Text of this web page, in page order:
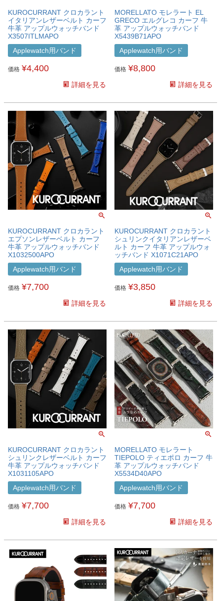
KUROCURRANT クロカラント
イタリアンレザーベルト カーフ
牛革 アップルウォッチバンド
X3507ITLMAPO
Applewatch用バンド
価格 ¥4,400
詳細を見る
MORELLATO モレラート EL
GRECO エルグレコ カーフ 牛
革 アップルウォッチバンド
X5439B71APO
Applewatch用バンド
価格 ¥8,800
詳細を見る
KUROCURRANT クロカラント
エプソンレザーベルト カーフ
牛革 アップルウォッチバンド
X1032500APO
Applewatch用バンド
価格 ¥7,700
詳細を見る
KUROCURRANT クロカラント
シュリンクイタリアンレザーベ
ルト カーフ 牛革 アップルウォ
ッチバンド X1071C21APO
Applewatch用バンド
価格 ¥3,850
詳細を見る
KUROCURRANT クロカラント
シュリンクレザーベルト カーフ
牛革 アップルウォッチバンド
X1031105APO
Applewatch用バンド
価格 ¥7,700
詳細を見る
MORELLATO モレラート
TIEPOLO ティエポロ カーフ 牛
革 アップルウォッチバンド
X5534D40APO
Applewatch用バンド
価格 ¥7,700
詳細を見る